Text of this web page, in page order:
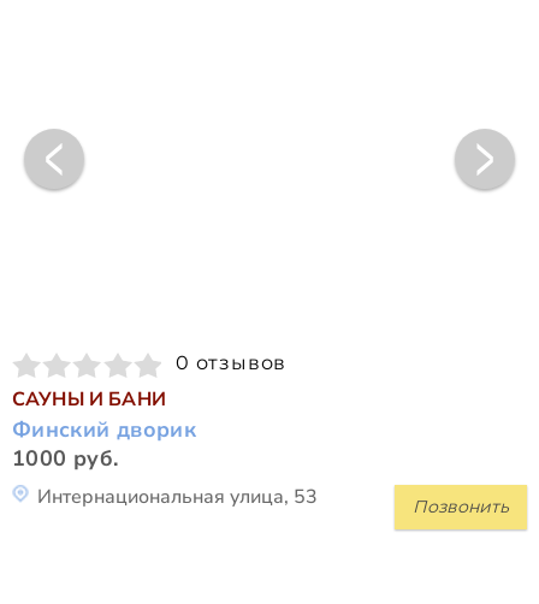
0 отзывов
САУНЫ И БАНИ
Финский дворик
1000 руб.
Позвонить
Интернациональная улица, 53